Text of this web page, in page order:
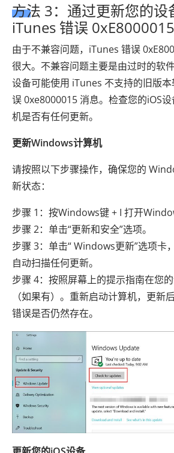
方法 3：通过更新您的设
iTunes 错误 0xE8000015
由于不兼容问题，iTunes 错误
很大。不兼容问题主要是由过时的软
设备可能使用 iTunes 不支持的旧版
误 0xe8000015 消息。检查您的iOS
机是否有任何更新。
更新Windows计算机
请按照以下步骤操作，确保您的
新状态：
步骤 1：按Windows键 + I 打开
步骤 2：单击“更新和安全”选项。
步骤 3：单击“ Windows更新”选项卡
自动扫描任何更新。
步骤 4：按照屏幕上的提示指南在您
（如果有）。重新启动计算机，更新
错误是否仍然存在。